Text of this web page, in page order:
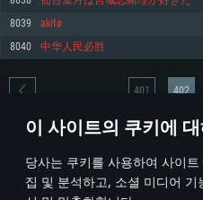
이 사이트의 쿠키에
당사는 쿠키를 사용하여 사이
집 및 분석하고, 소셜 미디어
570 혹은 그 이상
여유 저장 공간: 62.2 GB (전체 클라이
네트워크: 브로드밴드 인터넷
여유 저장 공간: 62.2 GB (전체 클라이
프로세서: Intel Core i7
메모리: 16 GB
그래픽 카드: Vulkan 을 지원하고, 최신
1060 (6개월 미만) 혹은 그와 동급의
지원하는 AMD RX 570 (6개월 미만; 최
여유 저장 공간: 62.2 GB (전체 클라이언
8039 akitø
8040 中华人民必胜
* 순위표는 매일 1회 갱신됩니다
401 402